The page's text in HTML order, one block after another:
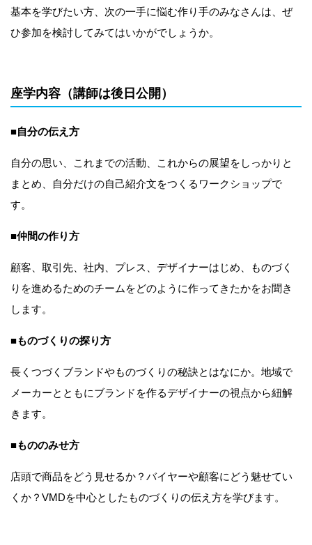
基本を学びたい方、次の一手に悩む作り手のみなさんは、ぜ
ひ参加を検討してみてはいかがでしょうか。
座学内容（講師は後日公開）
■自分の伝え方
自分の思い、これまでの活動、これからの展望をしっかりと
まとめ、自分だけの自己紹介文をつくるワークショップで
す。
■仲間の作り方
顧客、取引先、社内、プレス、デザイナーはじめ、ものづく
りを進めるためのチームをどのように作ってきたかをお聞き
します。
■ものづくりの探り方
長くつづくブランドやものづくりの秘訣とはなにか。地域で
メーカーとともにブランドを作るデザイナーの視点から紐解
きます。
■もののみせ方
店頭で商品をどう見せるか？バイヤーや顧客にどう魅せてい
くか？VMDを中心としたものづくりの伝え方を学びます。